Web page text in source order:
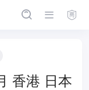
香港 日本